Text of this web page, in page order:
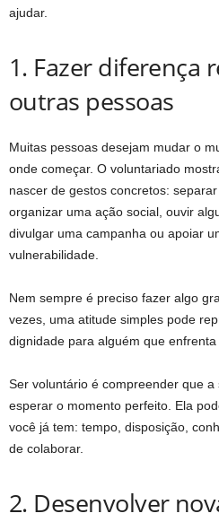
ajudar.
1. Fazer diferença
outras pessoas
Muitas pessoas desejam mudar o
onde começar. O voluntariado
nascer de gestos concretos:
organizar uma ação social, ouvir
divulgar uma campanha ou apoiar
vulnerabilidade.
Nem sempre é preciso fazer algo
vezes, uma atitude simples pode
dignidade para alguém que
Ser voluntário é compreender que
esperar o momento perfeito. Ela
você já tem: tempo, disposição,
de colaborar.
2. Desenvolver